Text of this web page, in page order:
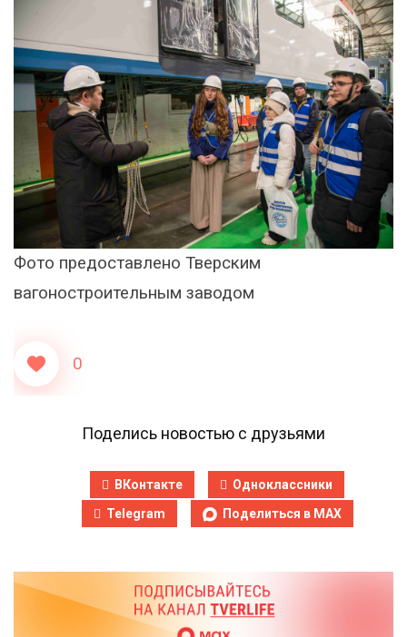
Фото предоставлено Тверским
вагоностроительным заводом
0
Поделись новостью с друзьями
ВКонтакте
Одноклассники
Telegram
Поделиться в MAX